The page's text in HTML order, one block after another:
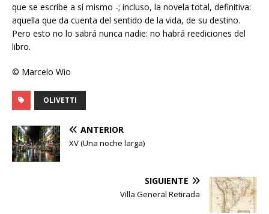
que se escribe a sí mismo -; incluso, la novela total, definitiva:
aquella que da cuenta del sentido de la vida, de su destino.
Pero esto no lo sabrá nunca nadie: no habrá reediciones del
libro.
© Marcelo Wio
OLIVETTI
ANTERIOR
XV (Una noche larga)
SIGUIENTE
Villa General Retirada